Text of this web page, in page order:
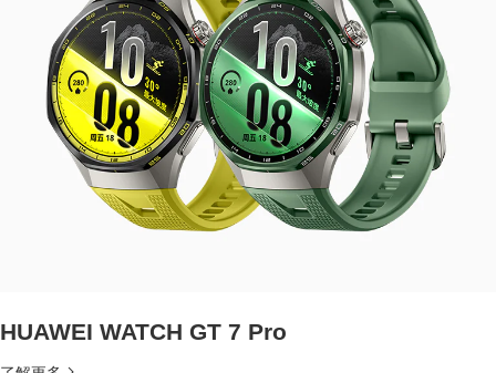
HUAWEI WATCH GT 7 Pro